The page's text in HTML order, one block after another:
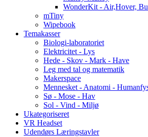
WonderKit - Air,Hover,
mTiny
Wipebook
Temakasser
Biologi-laboratoriet
Elektricitet - Lys
Hede - Skov - Mark - Have
Leg med tal og matematik
Makerspace
Mennesket - Anatomi -
Sø - Mose - Hav
Sol - Vind - Miljø
Ukategoriseret
VR Headset
Udendørs Læringstavler